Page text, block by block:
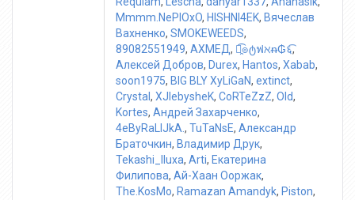
Mmmm.NePlOxO, HISHNI4EK, Вячеслав
Вахненко, SMOKEWEEDS,
89082551949, AXMEД , ๏̯͡๏ტฟℵᵰ₲६͡,
Алексей Добров, Durex, Hantos, Xabab,
soon1975, BIG BLY XyLiGaN, extinct,
Crystal , XJlebysheK, CoRTeZzZ, Old,
Kortes, Андрей Захарченко,
4eByRaLlJkA. , TuTaNsE, Александр
Браточкин, Владимир Друк,
Tekashi_Iluxa, Arti, Екатерина
Филипова, Ай-Хаан Ооржак,
The.KosMo, Ramazan Amandyk, Piston,